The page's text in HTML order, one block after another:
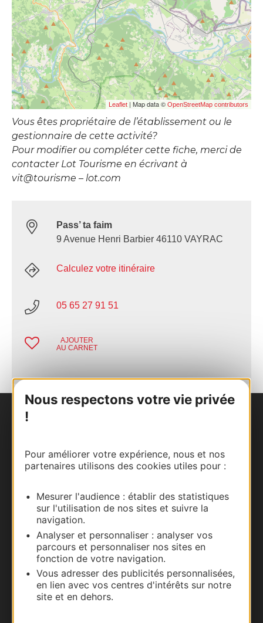
Nous respectons votre vie privée
!
Pour améliorer votre expérience, nous et nos
partenaires utilisons des cookies utiles pour :
Mesurer l'audience : établir des statistiques
sur l'utilisation de nos sites et suivre la
navigation.
Analyser et personnaliser : analyser vos
parcours et personnaliser nos sites en
fonction de votre navigation.
Vous adresser des publicités personnalisées,
en lien avec vos centres d'intérêts sur notre
site et en dehors.
Leaflet | Map data © OpenStreetMap contributors
Vous êtes propriétaire de l’établissement ou le
gestionnaire de cette activité?
Pour modifier ou compléter cette fiche, merci de
contacter Lot Tourisme en écrivant à
vit@tourisme – lot.com
Pass’ ta faim
9 Avenue Henri Barbier 46110 VAYRAC
Calculez votre itinéraire
05 65 27 91 51
AJOUTER
AU CARNET
Carte interactive